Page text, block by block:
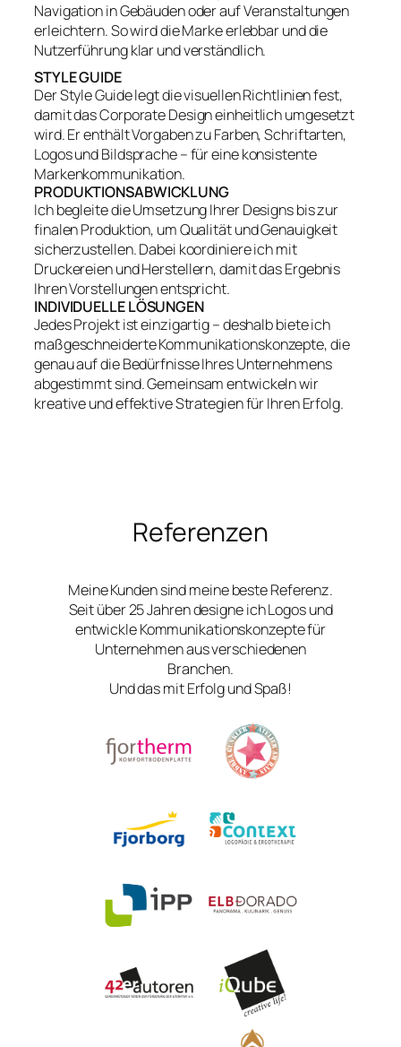
Navigation in Gebäuden oder auf Veranstaltungen
erleichtern. So wird die Marke erlebbar und die
Nutzerführung klar und verständlich.
STYLE GUIDE
Der Style Guide legt die visuellen Richtlinien fest,
damit das Corporate Design einheitlich umgesetzt
wird. Er enthält Vorgaben zu Farben, Schriftarten,
Logos und Bildsprache – für eine konsistente
Markenkommunikation.
PRODUKTIONSABWICKLUNG
Ich begleite die Umsetzung Ihrer Designs bis zur
finalen Produktion, um Qualität und Genauigkeit
sicherzustellen. Dabei koordiniere ich mit
Druckereien und Herstellern, damit das Ergebnis
Ihren Vorstellungen entspricht.
INDIVIDUELLE LÖSUNGEN
Jedes Projekt ist einzigartig – deshalb biete ich
maßgeschneiderte Kommunikationskonzepte, die
genau auf die Bedürfnisse Ihres Unternehmens
abgestimmt sind. Gemeinsam entwickeln wir
kreative und effektive Strategien für Ihren Erfolg.
Referenzen
Meine Kunden sind meine beste Referenz.
Seit über 25 Jahren designe ich Logos und
entwickle Kommunikationskonzepte für
Unternehmen aus verschiedenen
Branchen.
Und das mit Erfolg und Spaß!